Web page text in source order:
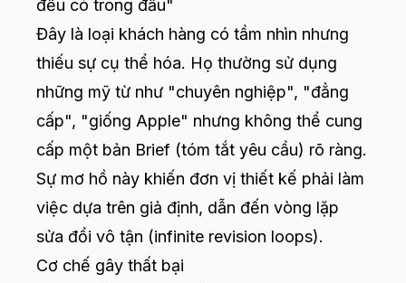
đều có trong đầu"
Đây là loại khách hàng có tầm nhìn nhưng
thiếu sự cụ thể hóa. Họ thường sử dụng
những mỹ từ như "chuyên nghiệp", "đẳng
cấp", "giống Apple" nhưng không thể cung
cấp một bản Brief (tóm tắt yêu cầu) rõ ràng.
Sự mơ hồ này khiến đơn vị thiết kế phải làm
việc dựa trên giả định, dẫn đến vòng lặp
sửa đổi vô tận (infinite revision loops).
Cơ chế gây thất bại